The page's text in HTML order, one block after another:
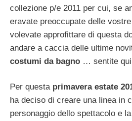
collezione p/e 2011 per cui, se
eravate preoccupate delle
volevate approfittare di questa
andare a caccia delle ultime
costumi da bagno … sentite
Per questa primavera estate
ha deciso di creare una linea in
personaggio dello spettacolo e